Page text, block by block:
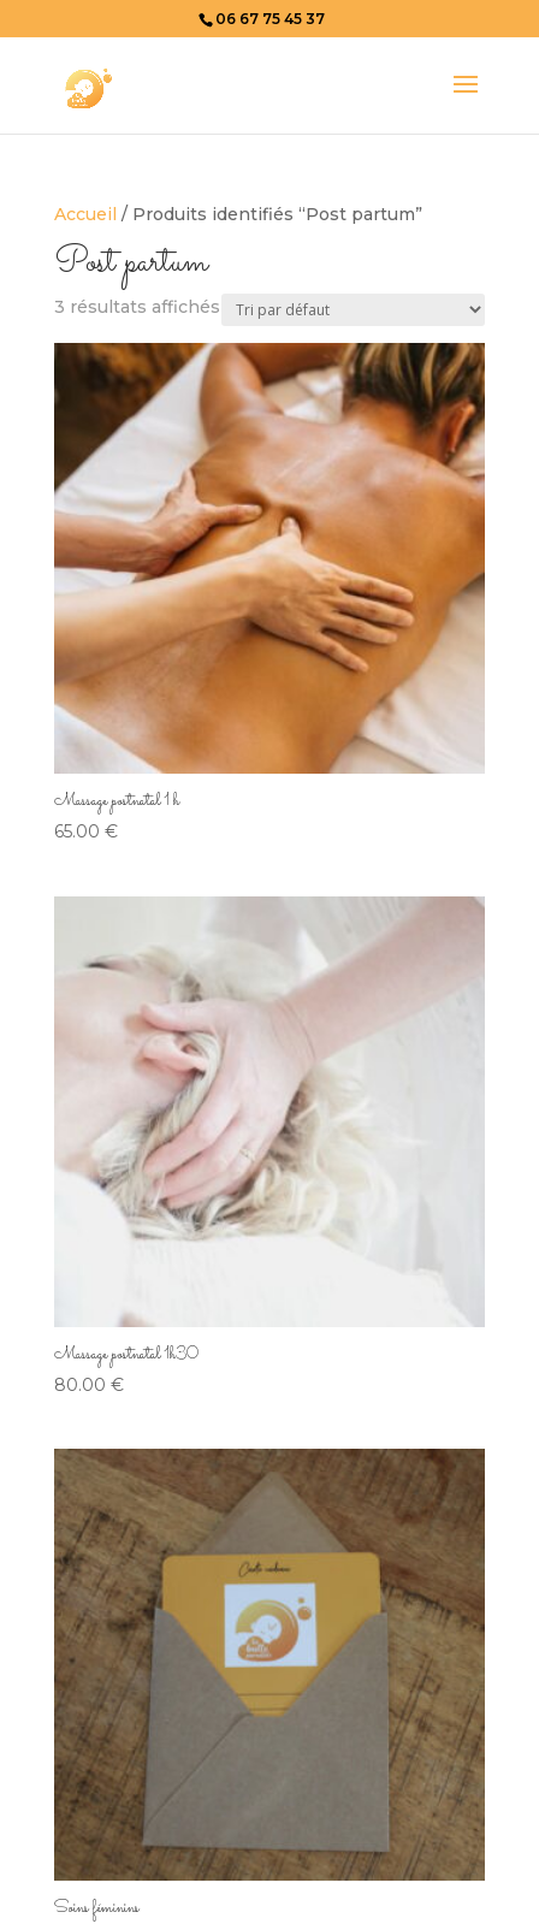
06 67 75 45 37
Accueil / Produits identifiés “Post partum”
Post partum
3 résultats affichés
Massage postnatal 1 h
65.00 €
Massage postnatal 1h30
80.00 €
Soins féminins